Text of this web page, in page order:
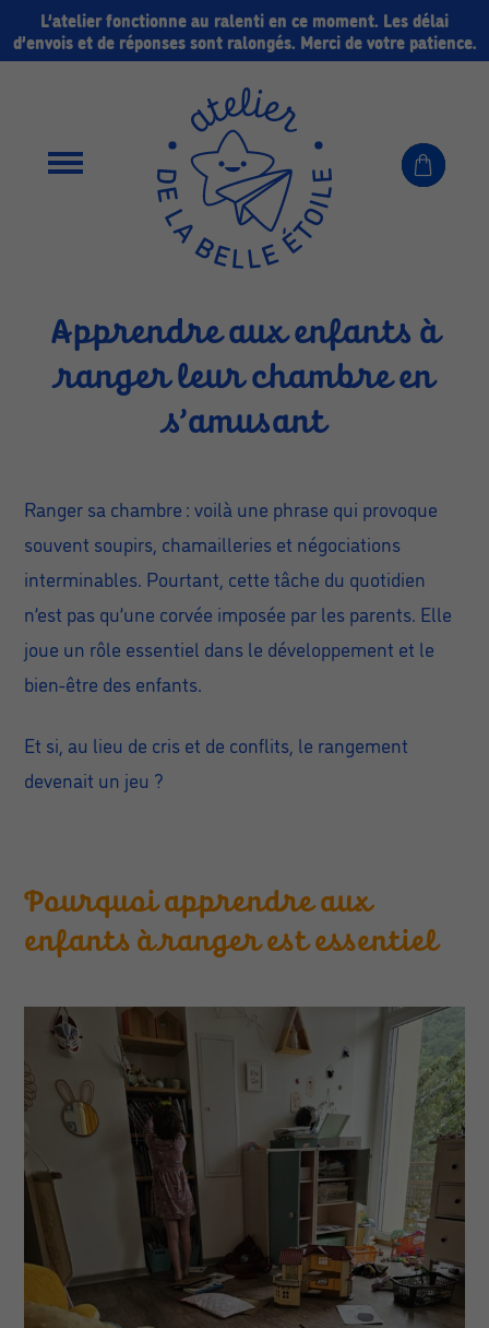
L’atelier fonctionne au ralenti en ce moment. Les délai
d’envois et de réponses sont ralongés. Merci de votre patience.
Apprendre aux enfants à
ranger leur chambre en
s’amusant
Ranger sa chambre : voilà une phrase qui provoque
souvent soupirs, chamailleries et négociations
interminables. Pourtant, cette tâche du quotidien
n’est pas qu’une corvée imposée par les parents. Elle
joue un rôle essentiel dans le développement et le
bien-être des enfants.
Et si, au lieu de cris et de conflits, le rangement
devenait un jeu ?
Pourquoi apprendre aux
enfants à ranger est essentiel